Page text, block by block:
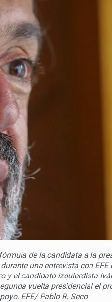
SUSPENSO
SU
VOTO
SEGUNDA
VUELTA
Y
PIDE
de la candidata a la
una entrevista con EFE
y el candidato izquierdista
vuelta presidencial el
EFE/ Pablo R. Seco